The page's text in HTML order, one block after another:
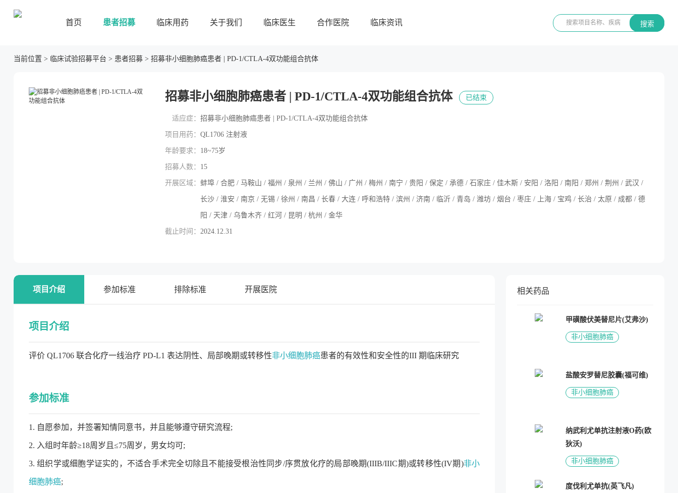
首页 患者招募 临床用药 关于我们 临床医生 合作医院 临床资讯 搜索
当前位置 > 临床试验招募平台 > 患者招募 > 招募非小细胞肺癌患者 | PD-1/CTLA-4双功能组合抗体
招募非小细胞肺癌患者 | PD-1/CTLA-4双功能组合抗体 已结束
适应症： 招募非小细胞肺癌患者 | PD-1/CTLA-4双功能组合抗体
项目用药： QL1706 注射液
年龄要求： 18~75岁
招募人数： 15
开展区域： 蚌埠 / 合肥 / 马鞍山 / 福州 / 泉州 / 兰州 / 佛山 / 广州 / 梅州 / 南宁 / 贵阳 / 保定 / 承德 / 石家庄 / 佳木斯 / 安阳 / 洛阳 / 南阳 / 郑州 / 荆州 / 武汉 /
长沙 / 淮安 / 南京 / 无锡 / 徐州 / 南昌 / 长春 / 大连 / 呼和浩特 / 滨州 / 济南 / 临沂 / 青岛 / 潍坊 / 烟台 / 枣庄 / 上海 / 宝鸡 / 长治 / 太原 / 成都 / 德
阳 / 天津 / 乌鲁木齐 / 红河 / 昆明 / 杭州 / 金华
截止时间： 2024.12.31
项目介绍 参加标准 排除标准 开展医院
项目介绍
评价 QL1706 联合化疗一线治疗 PD-L1 表达阴性、局部晚期或转移性非小细胞肺癌患者的有效性和安全性的III 期临床研究
参加标准
1. 自愿参加，并签署知情同意书，并且能够遵守研究流程;
2. 入组时年龄≥18周岁且≤75周岁，男女均可;
3. 组织学或细胞学证实的，不适合手术完全切除且不能接受根治性同步/序贯放化疗的局部晚期(IIIB/IIIC期)或转移性(IV期)非小
细胞肺癌;
相关药品
甲磺酸伏美替尼片(艾弗沙)
非小细胞肺癌
盐酸安罗替尼胶囊(福可维)
非小细胞肺癌
纳武利尤单抗注射液O药(欧
狄沃)
非小细胞肺癌
度伐利尤单抗(英飞凡)